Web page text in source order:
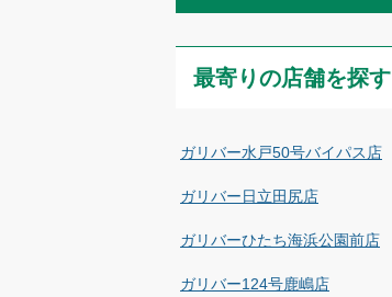
最寄りの店舗を探す
ガリバー水戸50号バイパス店
ガリバー日立田尻店
ガリバーひたち海浜公園前店
ガリバー124号鹿嶋店